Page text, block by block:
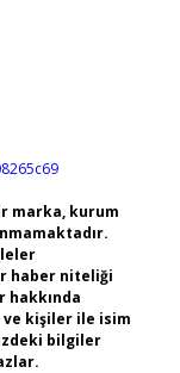
marka, kurum
haber niteliği
hakkında
ve kişiler ile isim
bilgiler